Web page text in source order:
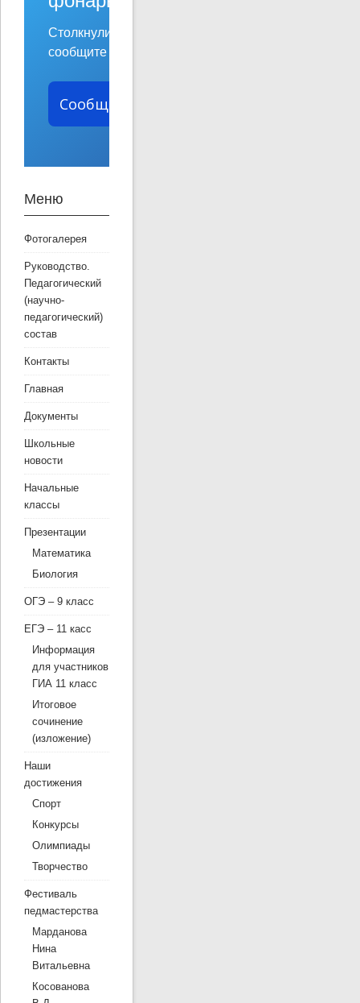
Столкнулись с проблемой —
сообщите о ней!
Сообщить о проблеме
Меню
Фотогалерея
Руководство.
Педагогический
(научно-
педагогический)
состав
Контакты
Главная
Документы
Школьные
новости
Начальные
классы
Презентации
Математика
Биология
ОГЭ – 9 класс
ЕГЭ – 11 касс
Информация
для участников
ГИА 11 класс
Итоговое
сочинение
(изложение)
Наши
достижения
Спорт
Конкурсы
Олимпиады
Творчество
Фестиваль
педмастерства
Марданова
Нина
Витальевна
Косованова